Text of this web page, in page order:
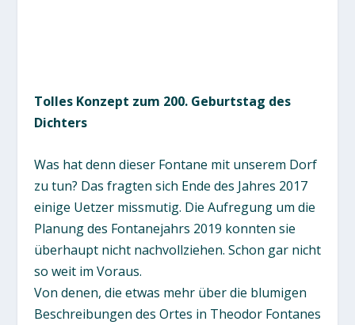
Tolles Konzept zum 200. Geburtstag des
Dichters
Was hat denn dieser Fontane mit unserem Dorf
zu tun? Das fragten sich Ende des Jahres 2017
einige Uetzer missmutig. Die Aufregung um die
Planung des Fontanejahrs 2019 konnten sie
überhaupt nicht nachvollziehen. Schon gar nicht
so weit im Voraus.
Von denen, die etwas mehr über die blumigen
Beschreibungen des Ortes in Theodor Fontanes